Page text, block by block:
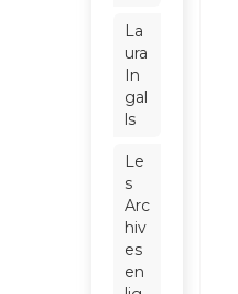
La
ura
In
gal
ls
Le
s
Arc
hiv
es
en